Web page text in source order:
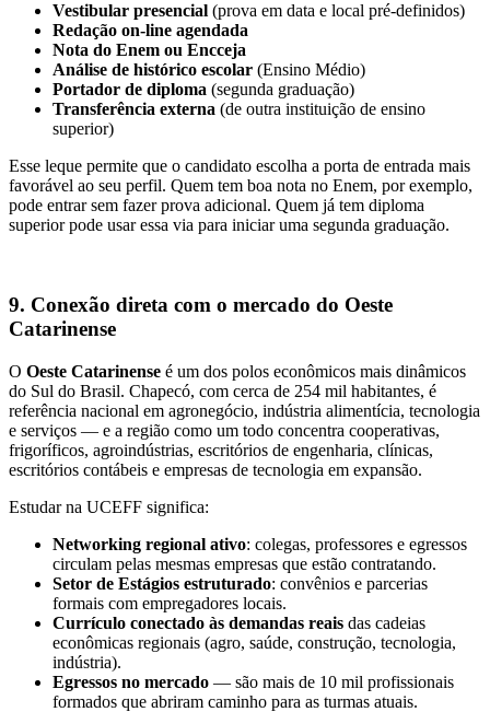
Vestibular presencial (prova em data e local pré-definidos)
Redação on-line agendada
Nota do Enem ou Encceja
Análise de histórico escolar (Ensino Médio)
Portador de diploma (segunda graduação)
Transferência externa (de outra instituição de ensino
superior)
Esse leque permite que o candidato escolha a porta de entrada mais
favorável ao seu perfil. Quem tem boa nota no Enem, por exemplo,
pode entrar sem fazer prova adicional. Quem já tem diploma
superior pode usar essa via para iniciar uma segunda graduação.
9. Conexão direta com o mercado do Oeste
Catarinense
O Oeste Catarinense é um dos polos econômicos mais dinâmicos
do Sul do Brasil. Chapecó, com cerca de 254 mil habitantes, é
referência nacional em agronegócio, indústria alimentícia, tecnologia
e serviços — e a região como um todo concentra cooperativas,
frigoríficos, agroindústrias, escritórios de engenharia, clínicas,
escritórios contábeis e empresas de tecnologia em expansão.
Estudar na UCEFF significa:
Networking regional ativo: colegas, professores e egressos
circulam pelas mesmas empresas que estão contratando.
Setor de Estágios estruturado: convênios e parcerias
formais com empregadores locais.
Currículo conectado às demandas reais das cadeias
econômicas regionais (agro, saúde, construção, tecnologia,
indústria).
Egressos no mercado — são mais de 10 mil profissionais
formados que abriram caminho para as turmas atuais.